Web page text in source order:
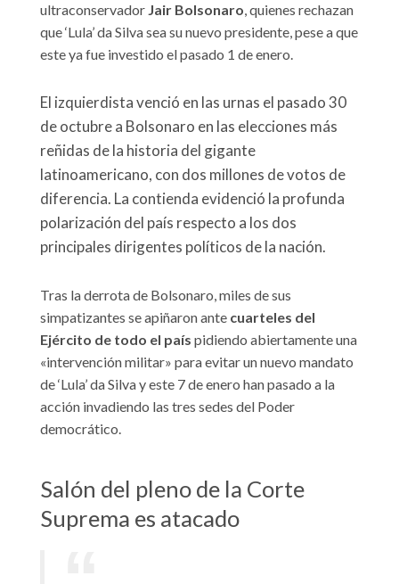
ultraconservador Jair Bolsonaro, quienes rechazan
que ‘Lula’ da Silva sea su nuevo presidente, pese a que
este ya fue investido el pasado 1 de enero.
El izquierdista venció en las urnas el pasado 30
de octubre a Bolsonaro en las elecciones más
reñidas de la historia del gigante
latinoamericano, con dos millones de votos de
diferencia. La contienda evidenció la profunda
polarización del país respecto a los dos
principales dirigentes políticos de la nación.
Tras la derrota de Bolsonaro, miles de sus
simpatizantes se apiñaron ante cuarteles del
Ejército de todo el país pidiendo abiertamente una
«intervención militar» para evitar un nuevo mandato
de ‘Lula’ da Silva y este 7 de enero han pasado a la
acción invadiendo las tres sedes del Poder
democrático.
Salón del pleno de la Corte
Suprema es atacado